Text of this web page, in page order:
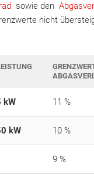
sowie den
nicht
kW 11 %
kW 10 %
9 %